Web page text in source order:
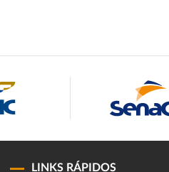
LINKS RÁPIDOS